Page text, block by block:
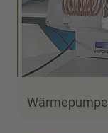
Wärmepumpe